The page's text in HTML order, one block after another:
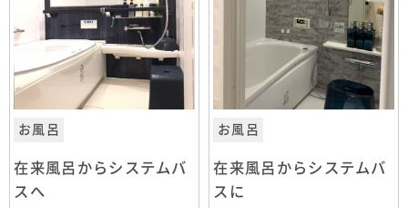
お風呂
在来風呂からシステムバ
スへ
お風呂
在来風呂からシステムバ
スに